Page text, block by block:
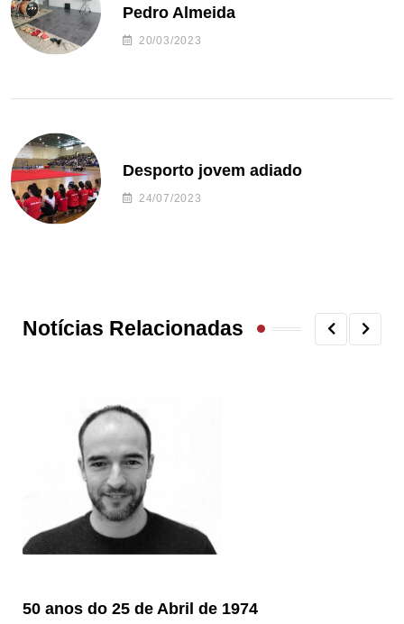
Pedro Almeida
20/03/2023
Desporto jovem adiado
24/07/2023
Notícias Relacionadas
50 anos do 25 de Abril de 1974